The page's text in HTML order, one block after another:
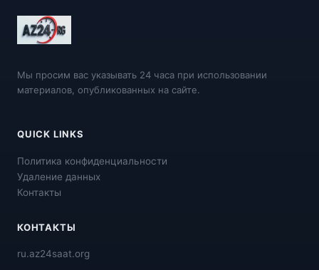
Мы просим вас указывать 24 часа при использовании
материалов, опубликованных на сайте.
QUICK LINKS
Политика конфиденциальности
Удаление данных
Контакты
КОНТАКТЫ
ru.az24saat.org